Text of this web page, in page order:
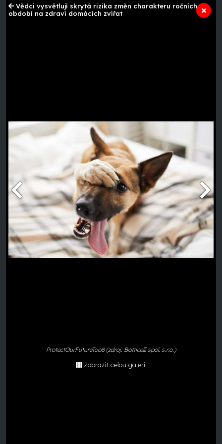
Vědci vysvětlují skrytá rizika změn charakteru ročních
období na zdraví domácích zvířat
ProtectOurFutureToo8 (zdroj: Botticelli spol. s.r.o.)
Zobrazit celou galerii